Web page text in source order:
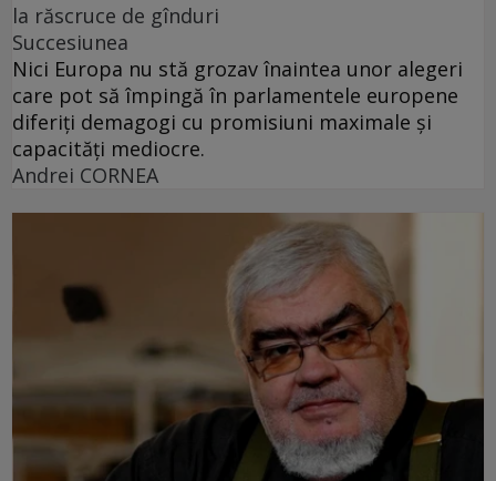
la răscruce de gînduri
Succesiunea
Nici Europa nu stă grozav înaintea unor alegeri
care pot să împingă în parlamentele europene
diferiți demagogi cu promisiuni maximale și
capacități mediocre.
Andrei CORNEA